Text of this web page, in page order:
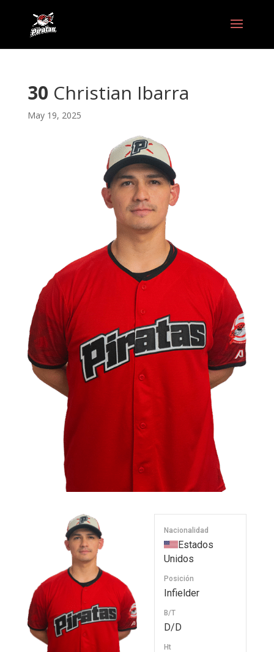
30 Christian Ibarra
May 19, 2025
Nacionalidad
Estados
Unidos
Posición
Infielder
B/T
D/D
Ht